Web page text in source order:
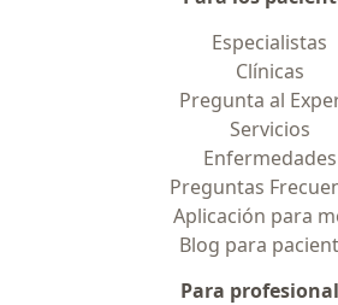
Especialistas
Clínicas
Pregunta al
Servicios
Enfermedades
Preguntas
Aplicación para
Blog para
Para